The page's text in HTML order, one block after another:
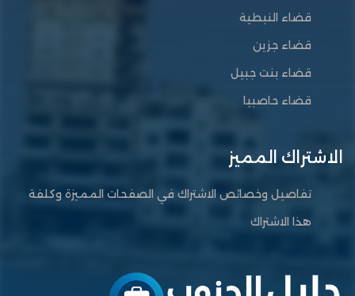
قضاء النبطية
قضاء جزين
قضاء بنت جبيل
قضاء حاصبيا
الاشتراك المميز
تفاصيل وخصائص الاشتراك في الصفحات المميزة وكلفة
هذا الاشتراك